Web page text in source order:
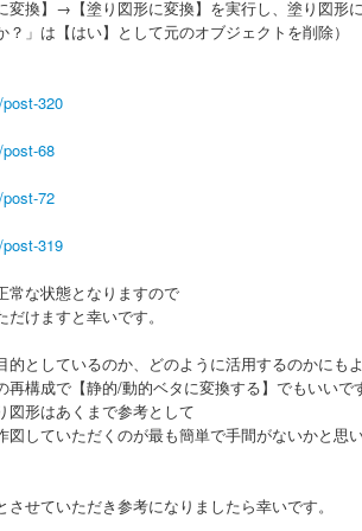
換】→【塗り図形に変換】を実行し、塗り図形
」は【はい】として元のオブジェクトを削除）
320
68
72
319
常な状態となりますので
けますと幸いです。
的としているのか、どのように活用するのかにも
構成で【静的/動的ベタに変換する】でもいいで
図形はあくまで参考として
していただくのが最も簡単で手間がないかと思い
せていただき参考になりましたら幸いです。